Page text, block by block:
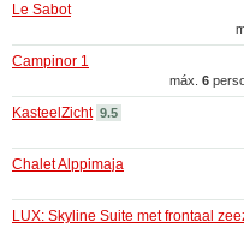
Le Sabot
Campinor 1
máx. 6
KasteelZicht 9.5
Chalet Alppimaja
LUX: Skyline Suite met frontaal